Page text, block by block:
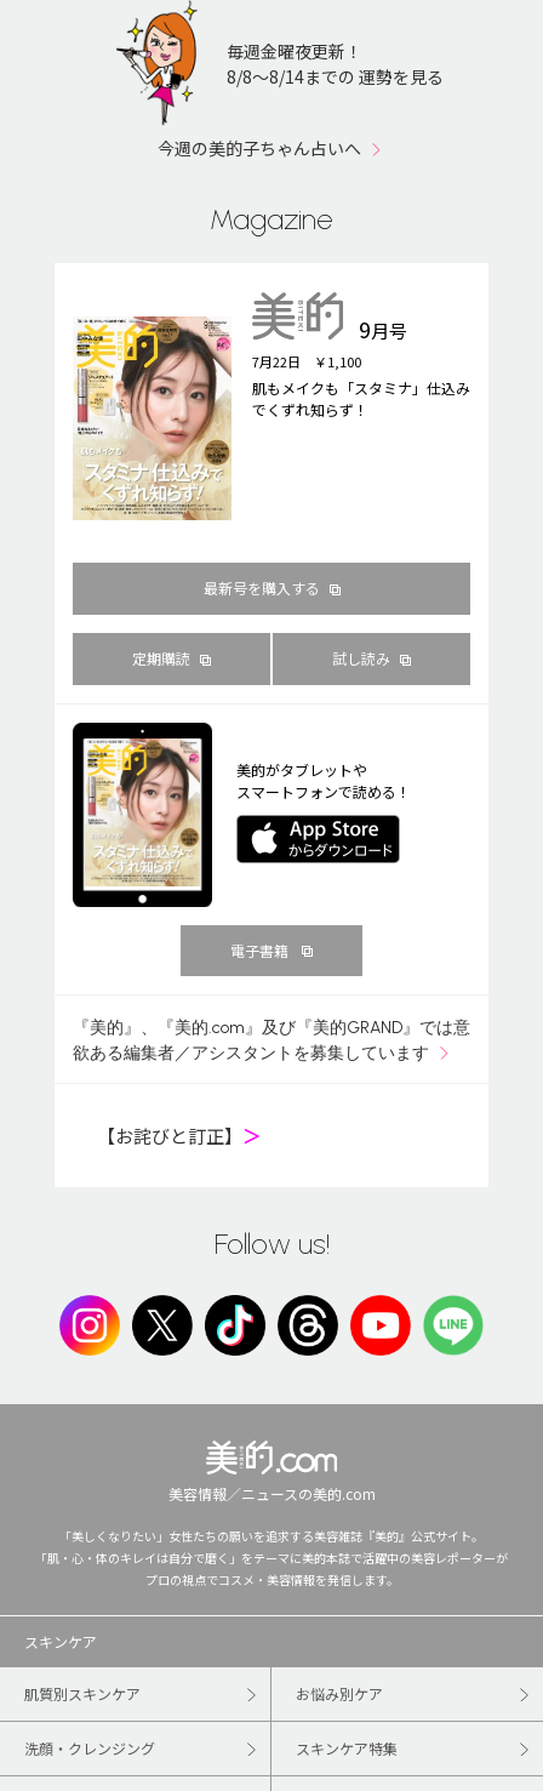
毎週金曜夜更新！
8/8〜8/14までの 運勢を見る
今週の美的子ちゃん占いへ
Magazine
9月号
7月22日 ￥1,100
肌もメイクも「スタミナ」仕込み
でくずれ知らず！
最新号を購入する
定期購読 試し読み
美的がタブレットや
スマートフォンで読める！
電子書籍
『美的』、『美的.com』及び『美的GRAND』では意
欲ある編集者／アシスタントを募集しています
【お詫びと訂正】 ＞
Follow us!
美容情報／ニュースの美的.com
「美しくなりたい」女性たちの願いを追求する美容雑誌『美的』公式サイト。
「肌・心・体のキレイは自分で磨く」をテーマに美的本誌で活躍中の美容レポーターが
プロの視点でコスメ・美容情報を発信します。
スキンケア
肌質別スキンケア お悩み別ケア
洗顔・クレンジング スキンケア特集